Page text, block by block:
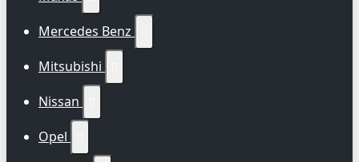
Mercedes Benz
Mitsubishi
Nissan
Opel